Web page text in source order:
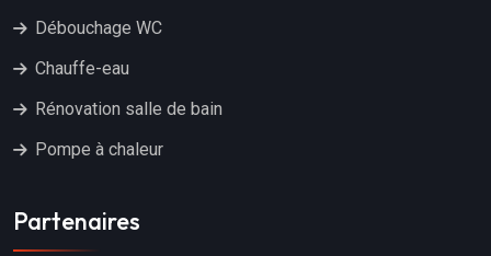
Débouchage WC
Chauffe-eau
Rénovation salle de bain
Pompe à chaleur
Partenaires